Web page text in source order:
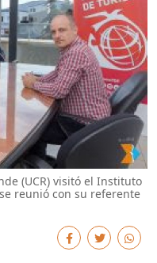
(UCR) visitó el Instituto
reunió con su referente